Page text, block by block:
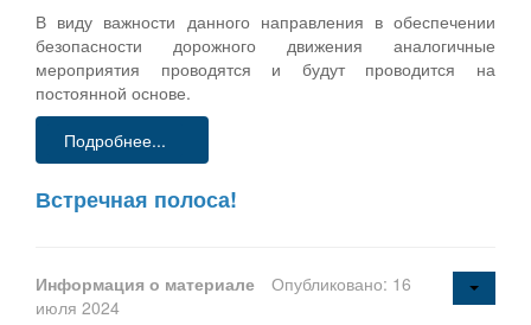
В виду важности данного направления в обеспечении
безопасности дорожного движения аналогичные
мероприятия проводятся и будут проводится на
постоянной основе.
Подробнее...
Встречная полоса!
Информация о материале
Опубликовано: 16
июля 2024